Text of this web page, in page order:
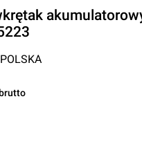
Latarki czołowe
DostawaInPost Paczkomaty
brutto